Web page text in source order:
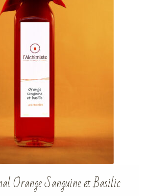
Orange Sanguine et Basilic